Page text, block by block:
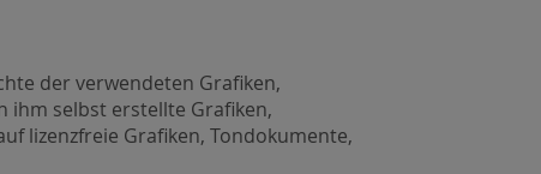
der verwendeten Grafiken,
ihm selbst erstellte Grafiken,
lizenzfreie Grafiken, Tondokumente,